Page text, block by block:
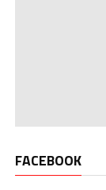
FACEBOOK